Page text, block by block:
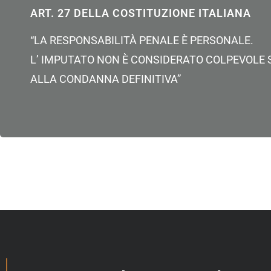
ART. 27 DELLA COSTITUZIONE ITALIANA
“LA RESPONSABILITÀ PENALE È PERSONALE.
L’ IMPUTATO NON È CONSIDERATO COLPEVOLE
ALLA CONDANNA DEFINITIVA”